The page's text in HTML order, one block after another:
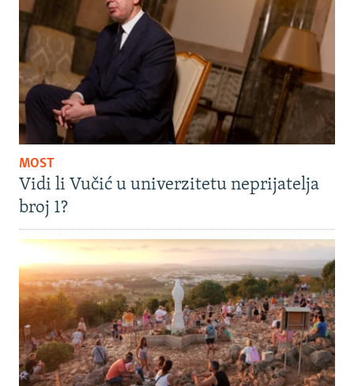
MOST
Vidi li Vučić u univerzitetu neprijatelja
broj 1?